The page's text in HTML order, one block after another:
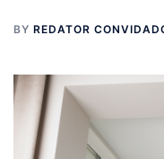
BY REDATOR